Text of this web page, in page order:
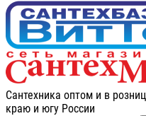
Сантехника оптом и в
краю и югу России